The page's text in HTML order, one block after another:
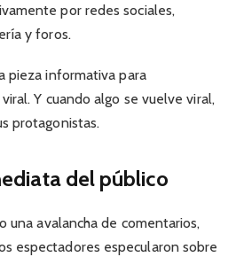
por redes sociales,
y foros.
pieza informativa para
Y cuando algo se vuelve viral,
protagonistas.
del público
una avalancha de comentarios,
espectadores especularon sobre